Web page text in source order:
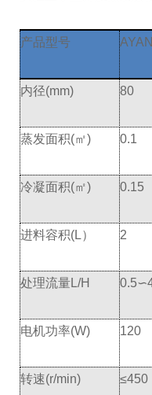
产品型号
内径(mm) 80
蒸发面积(㎡) 0.1
冷凝面积(㎡) 0.15
进料容积(L） 2
处理流量L/H
电机功率(W) 120
转速(r/min) ≤450